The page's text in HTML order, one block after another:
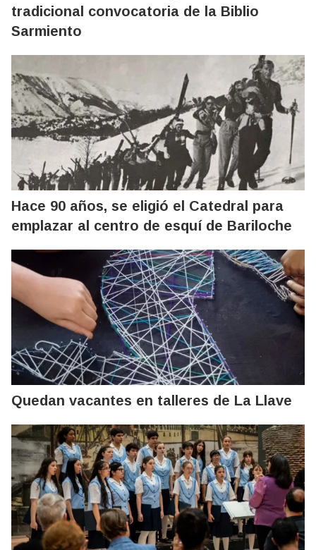
tradicional convocatoria de la Biblio
Sarmiento
Hace 90 años, se eligió el Catedral para
emplazar al centro de esquí de Bariloche
Quedan vacantes en talleres de La Llave